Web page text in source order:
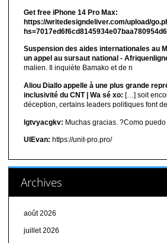
Get free iPhone 14 Pro Max:
https://writedesigndeliver.com/upload/
Suspension des aides internationales au
un appel au sursaut national -
malien. Il inquiète Bamako et de n
Aliou Diallo appelle à une plus grande
inclusivité du CNT | Wa sé xo: […] soit
déception, certains leaders politiques font de
lgtvyacgkv: Muchas gracias. ?Como
UIEvan: https://unit-pro.pro/
Archives
août 2026
juillet 2026